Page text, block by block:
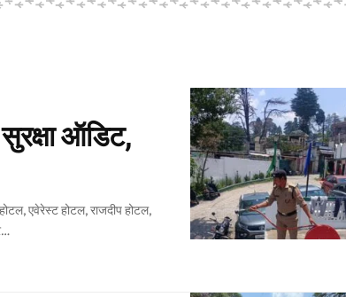
ऑडिट,
…